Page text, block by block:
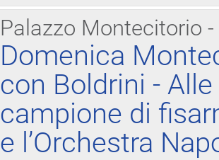
Palazzo Montecitorio
Domenica
con Boldrini -
campione di
e l’Orchestra